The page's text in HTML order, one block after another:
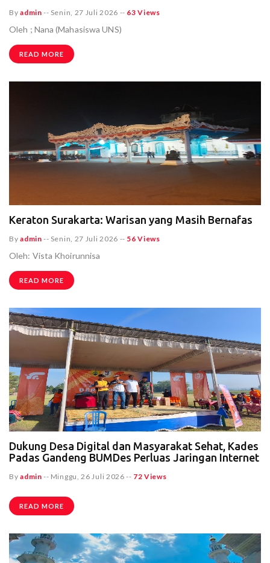
Byadmin -- Senin, 27 Juli 2026 -- 63 Views
Oleh ; Nana (Mahasiswa UNS)
READ MORE
Keraton Surakarta: Warisan yang Masih Bernafas
Byadmin -- Senin, 27 Juli 2026 -- 56 Views
Oleh: Vista Khoirunnisa
READ MORE
Dukung Desa Digital dan Masyarakat Sehat, Kades
Padas Gandeng BUMDes Perluas Jaringan Internet
Byadmin -- Minggu, 26 Juli 2026 -- 72 Views
READ MORE